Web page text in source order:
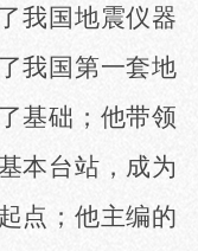
我国地震仪器
我国第一套地
基础；他带领
本台站，成为
点；他主编的